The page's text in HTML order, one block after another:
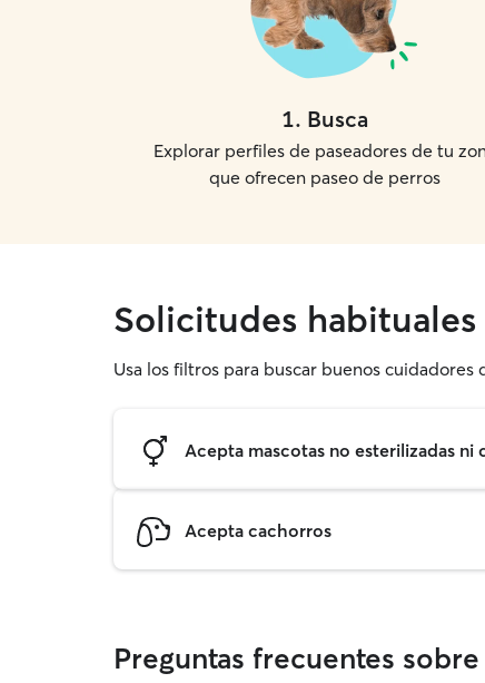
1. Busca
Explorar perfiles de paseadores de tu
que ofrecen paseo de perros
Solicitudes
Usa los filtros para buscar buenos
Acepta mascotas no esterilizadas ni
Acepta cachorros
Preguntas frecuentes